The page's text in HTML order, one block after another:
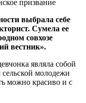
выбрала себе
Сумела ее
совхозе
вестник».
являла собой
молодежи
можно красиво и с